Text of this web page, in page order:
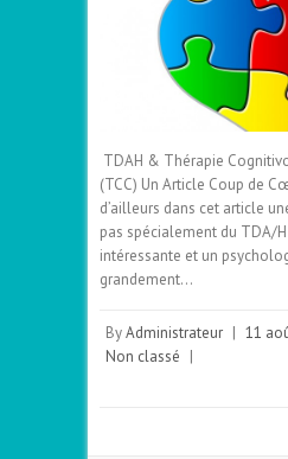
TDAH & Thérapie
(TCC) Un Article Coup de
d’ailleurs dans cet article
pas spécialement du TDA/
intéressante et un
grandement…
ByAdministrateur 11
Non classé